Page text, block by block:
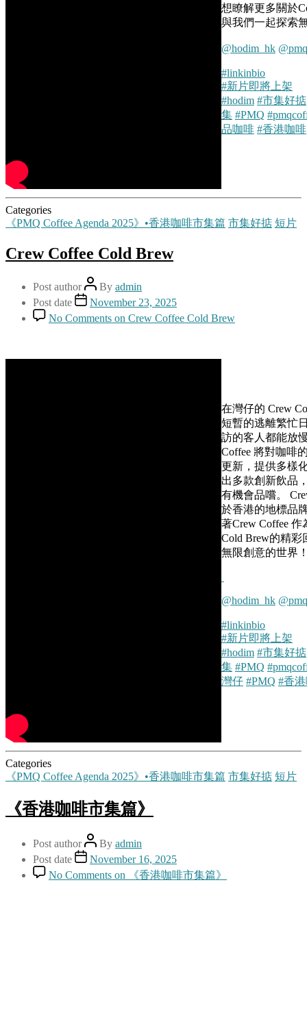
想瞭解更多關於
與我們一起探索
@hodim_hk
#linkinbio
#新片即將上架
#hodim #市集好掂
集 #PMQ
品咖啡 #香港咖啡
Categories
《PMQ Coffee Agenda 2025》•香港咖啡市集篇 市集好掂 短片
Crew Coffee Cold Brew
Post author By admin
Post date
November 23, 2025
No Comments on Crew Coffee Cold Brew
在灣仔的 Crew
短暫的逃離繁忙
訪的客人都能放
Coffee 將對咖啡
更新，提供多樣
出多款創新飲品
有機會品嚐。
於香港的地標品
著Crew Coffee
Cold Brew的精彩
無限創意的世界
@hodim_hk
#linkinbio
#新片即將上架
#hodim #市集好掂
集 #PMQ
灣仔 #PMQ #香
Categories
《PMQ Coffee Agenda 2025》•香港咖啡市集篇 市集好掂 短片
《香港咖啡市集篇》
Post author By admin
Post date
November 16, 2025
No Comments on 《香港咖啡市集篇》